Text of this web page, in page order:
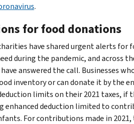
.
for food donations
have shared urgent alerts for
during the pandemic, and across
answered the call. Businesses
inventory or can donate it by the
limits on their 2021 taxes, if
enhanced deduction limited to
For contributions made in